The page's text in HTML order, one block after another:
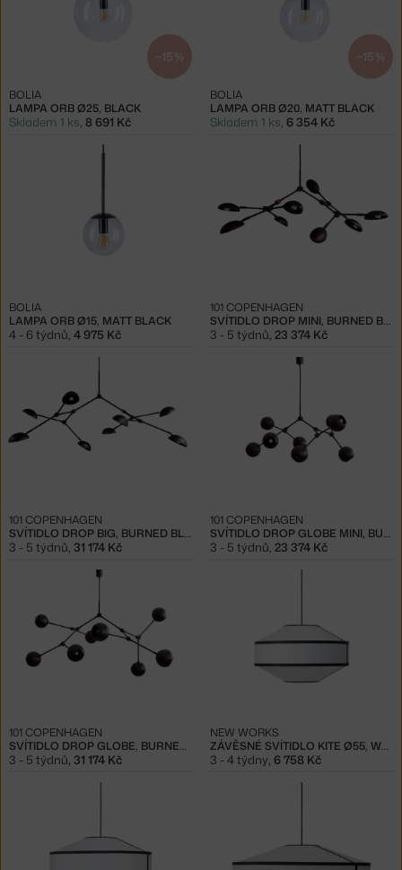
−15 %
LAMPA ORB Ø25, BLACK
BOLIA
Skladem 1 ks, 8 691 Kč
−15 %
LAMPA ORB Ø20, MATT BLACK
BOLIA
Skladem 1 ks, 6 354 Kč
LAMPA ORB Ø15, MATT BLACK
BOLIA
4 - 6 týdnů, 4 975 Kč
SVÍTIDLO DROP MINI, BURNED BLACK
101 COPENHAGEN
3 - 5 týdnů, 23 374 Kč
SVÍTIDLO DROP BIG, BURNED BLACK
101 COPENHAGEN
3 - 5 týdnů, 31 174 Kč
SVÍTIDLO DROP GLOBE MINI, BURNED BLACK
101 COPENHAGEN
3 - 5 týdnů, 23 374 Kč
SVÍTIDLO DROP GLOBE, BURNED BLACK (5M)
101 COPENHAGEN
3 - 5 týdnů, 31 174 Kč
ZÁVĚSNÉ SVÍTIDLO KITE Ø55, WHITE AND BLACK
NEW WORKS
3 - 4 týdny, 6 758 Kč